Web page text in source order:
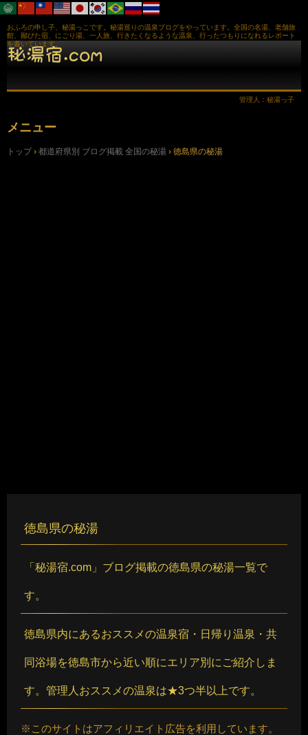
おふろの申し子、秘湯っこです。秘湯巡りの温泉ブログをやっています。全国の名湯、老舗旅
館、鄙びた宿、にごり湯、一人旅、行きたくなるような温泉、行ったつもりになれるレポート
を書いています。
管理人：秘湯っ子
メニュー
ン
トップ › 都道府県別 ブログ掲載 全国の秘湯 › 徳島県の秘湯
徳島県の秘湯
「秘湯宿.com」ブログ掲載の徳島県の秘湯一覧で
す。
徳島県内にあるおススメの温泉宿・日帰り温泉・共
同浴場を徳島市から近い順にエリア別にご紹介しま
す。管理人おススメの温泉は★3つ半以上です。
※このサイトはアフィリエイト広告を利用しています。